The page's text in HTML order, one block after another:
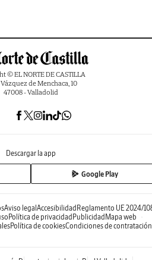
© EL NORTE DE CASTILLA
de Menchaca, 10
47008 - Valladolid
Descargar la app
Google Play
Aviso legal Accesibilidad Reglamento UE 2024/
Política de privacidad Publicidad Mapa web
Política de cookiesCondiciones de contratación